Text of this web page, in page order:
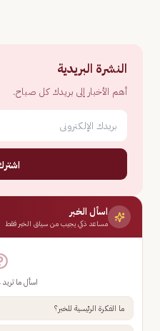
النشرة البريدية
أهم الأخبار إلى بريدك كل صباح.
اسأل الخبر
مساعد ذكي يجيب من سياق الخبر فقط
اسأل ما
ما الفكرة الرئيسية للخبر؟